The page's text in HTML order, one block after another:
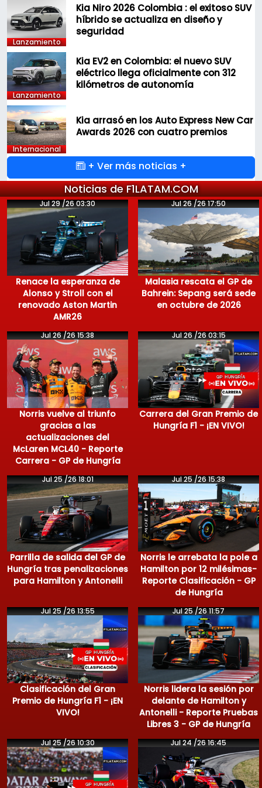
Lanzamiento
Kia Niro 2026 Colombia : el exitoso SUV
híbrido se actualiza en diseño y
seguridad
Lanzamiento
Kia EV2 en Colombia: el nuevo SUV
eléctrico llega oficialmente con 312
kilómetros de autonomía
Internacional
Kia arrasó en los Auto Express New Car
Awards 2026 con cuatro premios
+ Ver más noticias +
Noticias de F1LATAM.COM
Jul 29 /26 03:30
Renace la esperanza de
Alonso y Stroll con el
renovado Aston Martin
AMR26
Jul 26 /26 17:50
Malasia rescata el GP de
Bahrein: Sepang será sede
en octubre de 2026
Jul 26 /26 15:38
Norris vuelve al triunfo
gracias a las
actualizaciones del
McLaren MCL40 - Reporte
Carrera - GP de Hungría
Jul 26 /26 03:15
Carrera del Gran Premio de
Hungría F1 - ¡EN VIVO!
Jul 25 /26 18:01
Parrilla de salida del GP de
Hungría tras penalizaciones
para Hamilton y Antonelli
Jul 25 /26 15:38
Norris le arrebata la pole a
Hamilton por 12 milésimas-
Reporte Clasificación - GP
de Hungría
Jul 25 /26 13:55
Clasificación del Gran
Premio de Hungría F1 - ¡EN
VIVO!
Jul 25 /26 11:57
Norris lidera la sesión por
delante de Hamilton y
Antonelli - Reporte Pruebas
Libres 3 - GP de Hungría
Jul 25 /26 10:30 Jul 24 /26 16:45